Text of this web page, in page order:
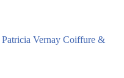
Patricia Vernay Coiffure &